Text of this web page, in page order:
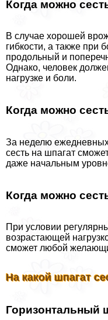
Когда можно
В случае хорошей
гибкости, а также при
продольный и
Однако, человек
нагрузке и боли.
Когда можно
За неделю
сесть на шпагат
даже начальным
Когда можно
При условии
возрастающей
сможет любой
На какой шпагат
Горизонтальный